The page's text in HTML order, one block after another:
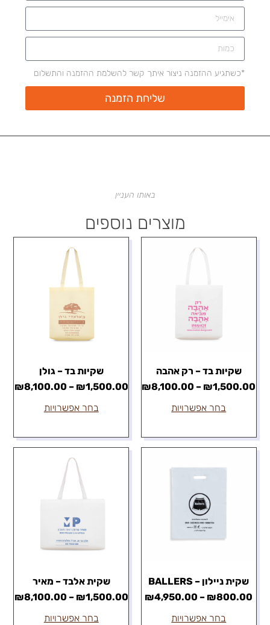
*כשתגיע ההזמנה ניצור איתך קשר להשלמת ההזמנה והתשלום
שליחת הזמנה
באותו העניין
מוצרים נוספים
שקיות בד – רק אהבה
₪1,500.00
–
₪8,100.00
בחר אפשרויות
שקיות בד – גולן
₪1,500.00
–
₪8,100.00
בחר אפשרויות
שקית ניילון – BALLERS
₪800.00
–
₪4,950.00
בחר אפשרויות
שקית אלבד – מאיר
₪1,500.00
–
₪8,100.00
בחר אפשרויות